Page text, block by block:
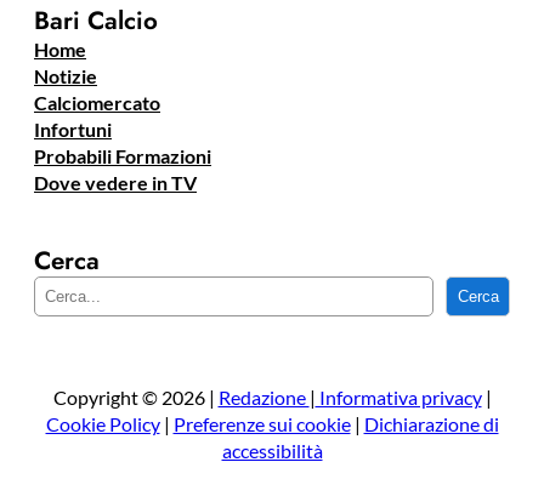
Bari Calcio
Home
Notizie
Calciomercato
Infortuni
Probabili Formazioni
Dove vedere in TV
Cerca
e
a
Cerca
Copyright © 2026 | Redazione | Informativa privacy|
Cookie Policy| Preferenze sui cookie| Dichiarazione di
accessibilità